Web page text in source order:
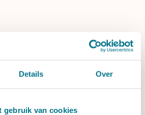
Details Over
gebruik van cookies